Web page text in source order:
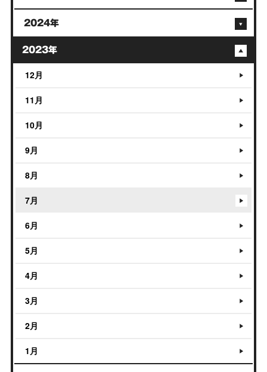
2024年
2023年
12月
11月
10月
9月
8月
7月
6月
5月
4月
3月
2月
1月